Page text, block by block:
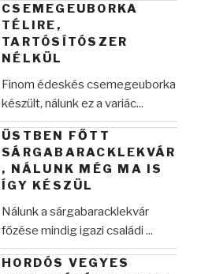
CSEMEGEUBORKA
TÉLIRE,
TARTÓSÍTÓSZER
NÉLKÜL
Finom édeskés csemegeuborka
készült, nálunk ez a variác...
ÜSTBEN FŐTT
SÁRGABARACKLEKVÁR
, NÁLUNK MÉG MA IS
ÍGY KÉSZÜL
Nálunk a sárgabaracklekvár
főzése mindig igazi családi ...
HORDÓS VEGYES